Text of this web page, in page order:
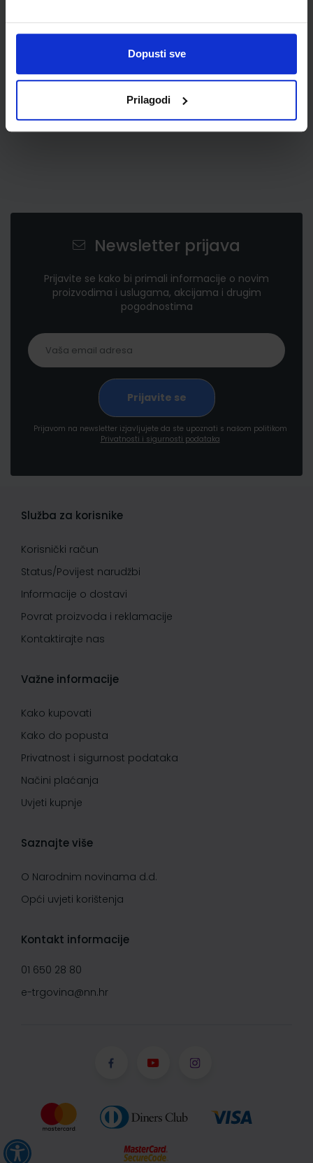
Dopusti sve
Prilagodi
2,07 €
Newsletter prijava
Prijavite se kako bi primali informacije o novim
proizvodima i uslugama, akcijama i drugim
pogodnostima
Prijavom na newsletter izjavljujete da ste upoznati s našom politikom
Privatnosti i sigurnosti podataka
Služba za korisnike
Korisnički račun
Status/Povijest narudžbi
Informacije o dostavi
Povrat proizvoda i reklamacije
Kontaktirajte nas
Važne informacije
Kako kupovati
Kako do popusta
Privatnost i sigurnost podataka
Načini plaćanja
Uvjeti kupnje
Saznajte više
O Narodnim novinama d.d.
Opći uvjeti korištenja
Kontakt informacije
01 650 28 80
e-trgovina@nn.hr